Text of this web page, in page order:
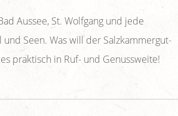
Aussee, St. Wolfgang und jede
Seen. Was will der Salzkammergut-
praktisch in Ruf- und Genussweite!